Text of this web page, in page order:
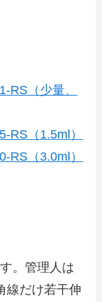
RS（少量、
RS（1.5ml）
RS（3.0ml）
。管理人は
線だけ若干伸